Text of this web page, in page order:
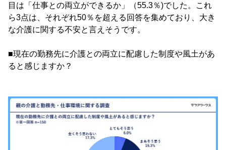
目は「仕事との両立ができるか」（55.3％)でした。これ
ら3点は、それぞれ50％を超える回答を集めており、大き
な介護に関する不安と言えそうです。
■現在の勤務先に介護との両立に配慮した制度や風土があ
ると感じますか？